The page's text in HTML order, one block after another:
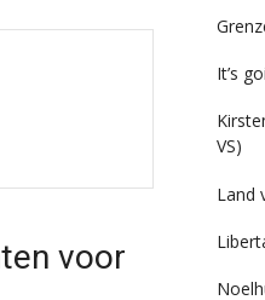
voor
It’s
VS)
Land